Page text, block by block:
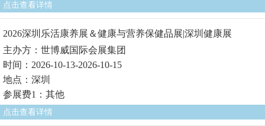
点击查看详情
2026深圳乐活康养展＆健康与营养保健品展|深圳健康展
主办方：世博威国际会展集团
时间：2026-10-13-2026-10-15
地点：深圳
参展费1：其他
点击查看详情